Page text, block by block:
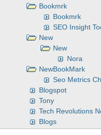
Bookmrk
Bookmrk
SEO Insight
New
New
Nora
NewBookMark
Seo Metrics
Blogspot
Tony
Tech Revolutions
Blogs